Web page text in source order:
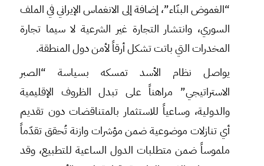
“الغموض البنّاء”، إضافة إلى الانغماس الإيراني في الملف
السوري، وانتشار التجارة غير الشرعية لا سيما تجارة
المخدرات التي باتت تشكل أرقاً لأمن دول المنطقة.
يواصل نظام الأسد تمسكه بسياسة “الصبر
الاستراتيجي” مراهناً على تبدل الظروف الإقليمية
والدولية، وساعياً للاستثمار بالمتناقضات دون تقديم
أي تنازلات موضوعية ضمن مؤشرات وازنة تُحقق تقدّماً
ملموساً ضمن متطلبات الدول الساعية للتطبيع، وقد